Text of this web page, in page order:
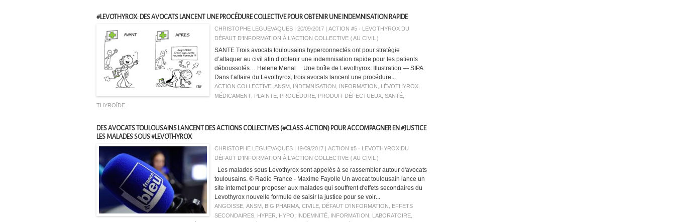
#LEVOTHYROX: DES AVOCATS LANCENT UNE PROCÉDURE COLLECTIVE POUR OBTENIR UNE INDEMNISATION RAPIDE
CHRISTOPHE LEGUEVAQUES | 20/09/2017 | ACTION #5 - LEVOTHYROX DU
DÉFAUT D'INFORMATION À L'ACTION COLLECTIVE (AU CIVIL)
SANTE Trois avocats toulousains hyperconnectés ont pour stratégie
d’attaquer au civil afin d’obtenir une indemnisation rapide pour les patients
déboussolés… Helene Menal Une boîte de Levothyrox. Illustration — SIPA
Dans l’affaire du Levothyrox, trois avocats lancent une procédure...
ACTION COLLECTIVE, ANSM, INDEMNISATION, INFORMATION, LÉVOTHYROX,
MÉDICAMENT, PLAINTE, PROCÉDURE, PRODUIT DÉFECTUEUX, SANTÉ,
THYROÏDE
DES AVOCATS TOULOUSAINS LANCENT DES ACTIONS COLLECTIVES (#CLASS-ACTION) POUR ACCOMPAGNER EN #JUSTICE
LES MALADES SOUS #LEVOTHYROX
CHRISTOPHE LEGUEVAQUES | 19/09/2017 | ACTION #5 - LEVOTHYROX DU
DÉFAUT D'INFORMATION À L'ACTION COLLECTIVE (AU CIVIL)
Les malades sous Levothyrox sont appelés à se rassembler autour d'avocats
toulousains. © Radio France - Maxime Fayolle Un avocat toulousain lance un
site internet pour proposer aux malades qui souffrent d'effets secondaires du
Levothyrox nouvelle formule de saisir la justice pour se voir...
ANGOISSE, ANSM, BIG PHARMA, CIVILE, DÉFAUT D'INFORMATION, EFFETS
SECONDAIRES, HYPER, HYPO, INDEMNITÉ, INFORMATION, LABORATOIRE,